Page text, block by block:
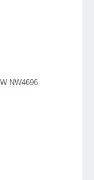
NW4696